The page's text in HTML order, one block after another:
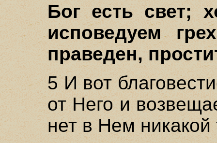
Бог есть свет;
исповедуем
праведен,
5 И вот
от Него и
нет в Нем